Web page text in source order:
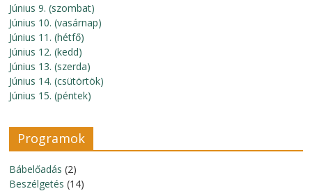
Június 9. (szombat)
Június 10. (vasárnap)
Június 11. (hétfő)
Június 12. (kedd)
Június 13. (szerda)
Június 14. (csütörtök)
Június 15. (péntek)
Programok
Bábelőadás (2)
Beszélgetés (14)